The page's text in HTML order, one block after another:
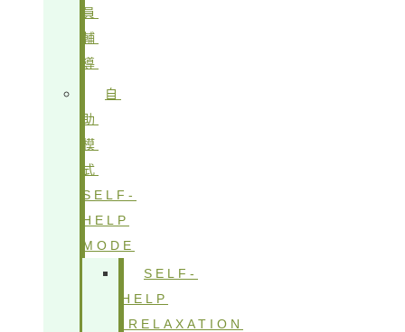
員
輔
導
自
助
模
式
SELF-
HELP
MODE
SELF-
HELP
IRELAXATION